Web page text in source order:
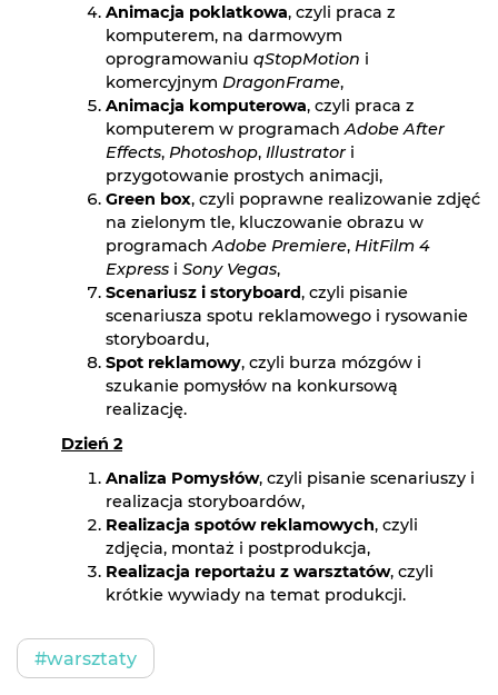
Animacja poklatkowa, czyli praca z
komputerem, na darmowym
oprogramowaniu qStopMotion i
komercyjnym DragonFrame,
Animacja komputerowa, czyli praca z
komputerem w programachAdobe After
Effects, Photoshop, Illustratori
przygotowanie prostych animacji,
Green box, czyli poprawne realizowanie zdjęć
na zielonym tle, kluczowanie obrazu w
programachAdobe Premiere, HitFilm 4
Express i Sony Vegas,
Scenariusz i storyboard, czyli pisanie
scenariusza spotu reklamowego i rysowanie
storyboardu,
Spot reklamowy, czyli burza mózgów i
szukanie pomysłów na konkursową
realizację.
Dzień 2
Analiza Pomysłów, czyli pisanie scenariuszy i
realizacja storyboardów,
Realizacja spotów reklamowych, czyli
zdjęcia, montaż i postprodukcja,
Realizacja reportażu z warsztatów, czyli
krótkie wywiady na temat produkcji.
#warsztaty